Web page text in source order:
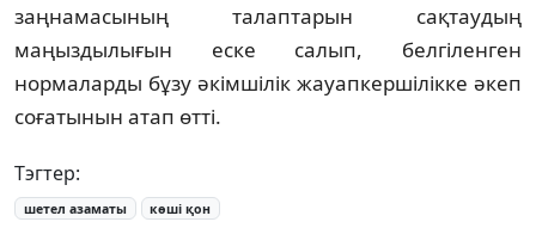
заңнамасының талаптарын сақтаудың
маңыздылығын еске салып, белгіленген
нормаларды бұзу әкімшілік жауапкершілікке әкеп
соғатынын атап өтті.
Тэгтер:
шетел азаматы көші қон